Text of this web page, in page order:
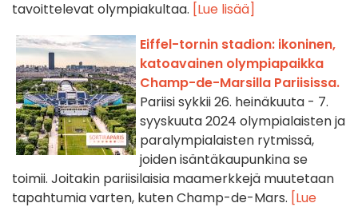
tavoittelevat olympiakultaa. [Lue lisää]
Eiffel-tornin stadion: ikoninen,
katoavainen olympiapaikka
Champ-de-Marsilla Pariisissa.
Pariisi sykkii 26. heinäkuuta - 7.
syyskuuta 2024 olympialaisten ja
paralympialaisten rytmissä,
joiden isäntäkaupunkina se
toimii. Joitakin pariisilaisia maamerkkejä muutetaan
tapahtumia varten, kuten Champ-de-Mars. [Lue